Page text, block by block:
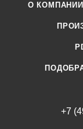
О КОМПАНИИ
+7